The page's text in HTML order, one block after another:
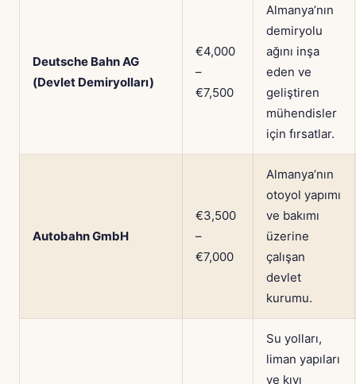
Deutsche Bahn AG
(Devlet Demiryolları)
€4,000
–
€7,500
Almanya’nın
demiryolu
ağını inşa
eden ve
geliştiren
mühendisler
için fırsatlar.
Autobahn GmbH
€3,500
–
€7,000
Almanya’nın
otoyol yapımı
ve bakımı
üzerine
çalışan
devlet
kurumu.
Su yolları,
liman yapıları
ve kıyı